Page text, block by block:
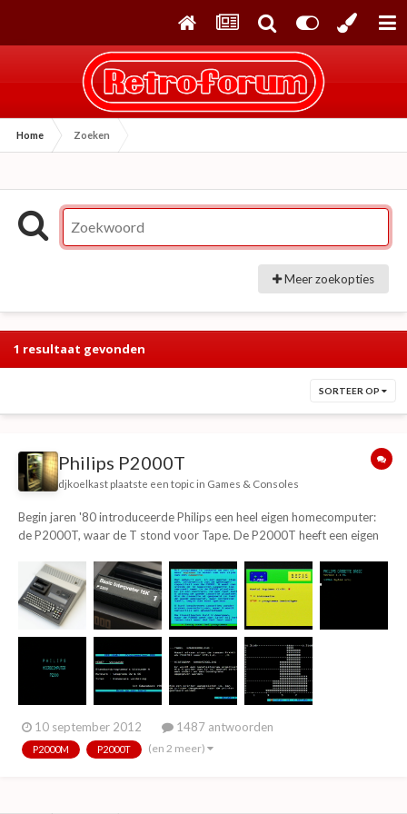
Home Zoeken
Meer zoekopties
1 resultaat gevonden
SORTEER OP
Philips P2000T
djkoelkast plaatste een topic in Games & Consoles
Begin jaren '80 introduceerde Philips een heel eigen homecomputer:
de P2000T, waar de T stond voor Tape. De P2000T heeft een eigen
antwoordapparaat bandjes. Alle data op deze bandjes werd digitaal
(via FM modulatie) opgeslagen en was tien...
10 september 2012 1487 antwoorden
P2000M P2000T (en 2 meer)